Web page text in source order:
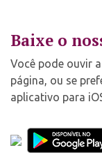
Baixe o
Você pode ouvir
página, ou se
aplicativo para